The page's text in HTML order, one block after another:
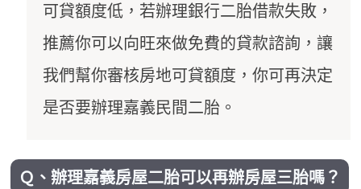
可貸額度低，若辦理銀行二胎借款失敗，
推薦你可以向旺來做免費的貸款諮詢，讓
我們幫你審核房地可貸額度，你可再決定
是否要辦理嘉義民間二胎。
Ｑ、辦理嘉義房屋二胎可以再辦房屋三胎嗎？